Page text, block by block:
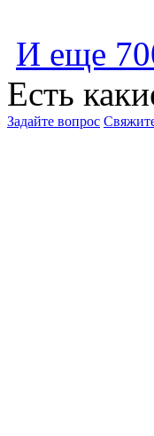
И еще
Есть
Задайте вопрос